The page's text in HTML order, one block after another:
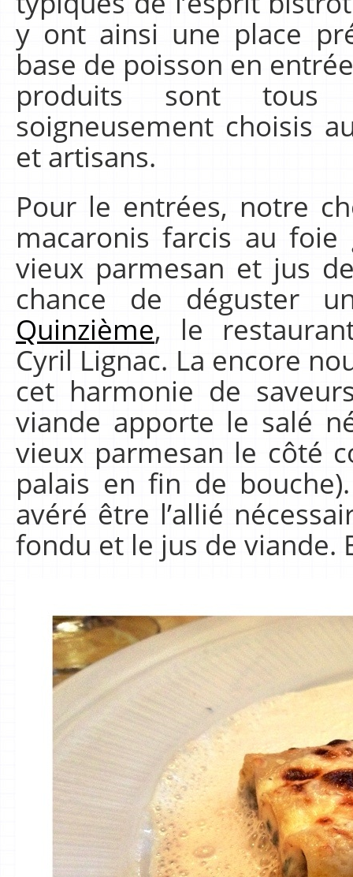
y ont ainsi une place
base de poisson en
produits sont tous
soigneusement choisis
et artisans.
Pour le entrées, notre
macaronis farcis au
vieux parmesan et jus
chance de déguster
Quinzième, le
Cyril Lignac. La encore
cet harmonie de
viande apporte le salé
vieux parmesan le côté
palais en fin de
avéré être l’allié
fondu et le jus de viande.